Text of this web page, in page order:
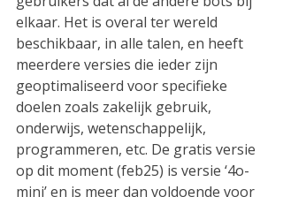
elkaar. Het is overal ter wereld
beschikbaar, in alle talen, en heeft
meerdere versies die ieder zijn
geoptimaliseerd voor specifieke
doelen zoals zakelijk gebruik,
onderwijs, wetenschappelijk,
programmeren, etc. De gratis versie
op dit moment (feb25) is versie ‘4o-
mini’ en is meer dan voldoende voor